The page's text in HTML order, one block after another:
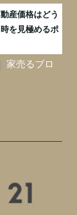
産価格はどう
を見極めるポ
家売るブロ